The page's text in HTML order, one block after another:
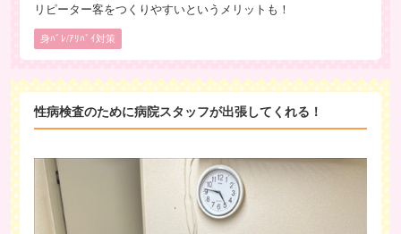
75分
本指名
7,000円 ×1名
120分
10,000円 ×1名
合計4人 お給料 28,000円
【女性Ｂさん】
11：00～19：00勤務
ネット指名
7,500円
リピーター客をつくりやすいというメリットも！
身ﾊﾞﾚ/ｱﾘﾊﾞｲ対策
性病検査のために病院スタッフが出張してくれる！